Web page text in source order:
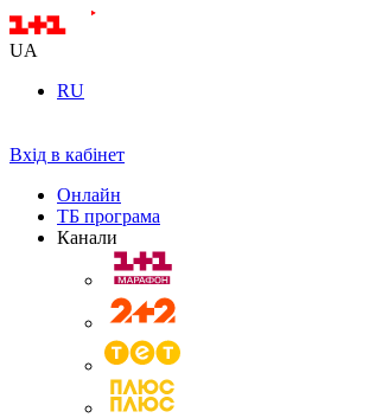
UA
RU
Вхід в кабінет
Онлайн
ТБ програма
Канали